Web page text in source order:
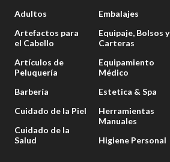
Adultos
Artefactos para
el Cabello
Artículos de
Peluquería
Barbería
Cuidado de la Piel
Cuidado de la
Salud
Embalajes
Equipaje, Bolsos y
Carteras
Equipamiento
Médico
Estetica & Spa
Herramientas
Manuales
Higiene Personal